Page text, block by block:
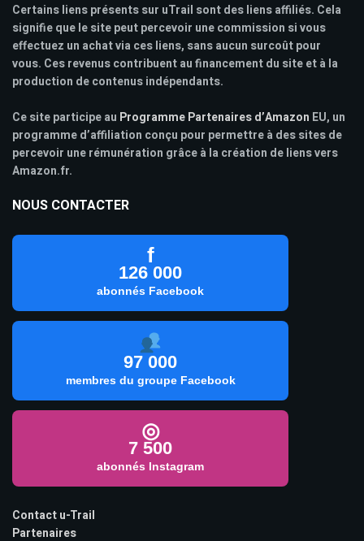
Certains liens présents sur uTrail sont des liens affiliés. Cela
signifie que le site peut percevoir une commission si vous
effectuez un achat via ces liens, sans aucun surcoût pour
vous. Ces revenus contribuent au financement du site et à la
production de contenus indépendants.
Ce site participe au Programme Partenaires d’Amazon EU, un
programme d’affiliation conçu pour permettre à des sites de
percevoir une rémunération grâce à la création de liens vers
Amazon.fr.
NOUS CONTACTER
f
126 000
abonnés Facebook
97 000
membres du groupe Facebook
◎
7 500
abonnés Instagram
Contact u-Trail
Partenaires